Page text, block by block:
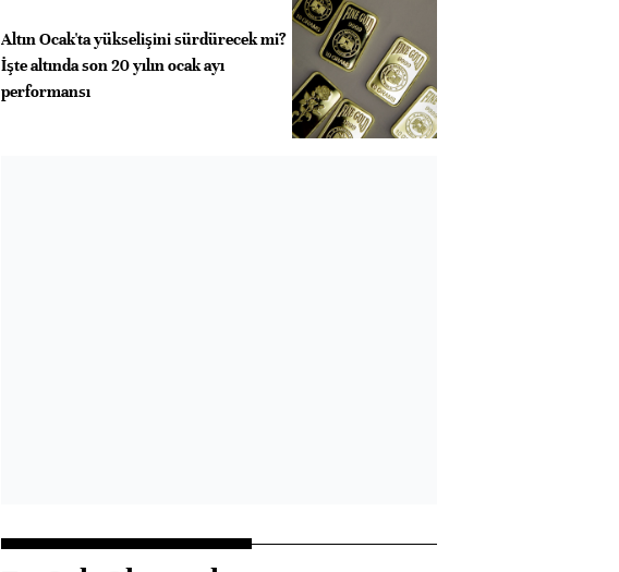
Altın Ocak'ta yükselişini sürdürecek mi?
İşte altında son 20 yılın ocak ayı
performansı